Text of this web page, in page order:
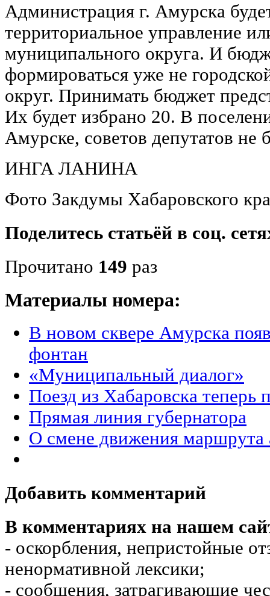
Администрация г. Амурска
территориальное управление
муниципального округа. И
формироваться уже не
округ. Принимать бюджет
Их будет избрано 20. В
Амурске, советов депутатов не
ИНГА ЛАНИНА
Фото Закдумы Хабаровского
Поделитесь статьёй в соц.
Прочитано 149 раз
Материалы номера:
В новом сквере Амурска
фонтан
«Муниципальный диалог»
Поезд из Хабаровска теперь
Прямая линия губернатора
О смене движения маршрута
Добавить комментарий
В комментариях на нашем
- оскорбления, непристойные
ненормативной лексики;
- сообщения, затрагивающие